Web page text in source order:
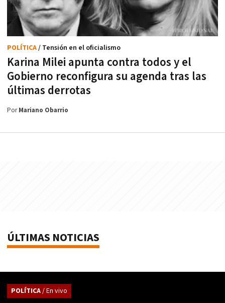
Karina Milei apunta contra todos y el
Gobierno reconfigura su agenda tras las
últimas derrotas
POLÍTICA/ Tensión en el oficialismo
PorMariano Obarrio
ÚLTIMAS NOTICIAS
POLÍTICA/ En vivo